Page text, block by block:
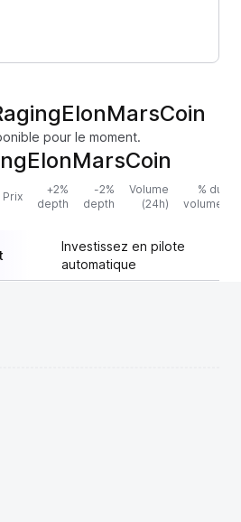
pour le moment.
Prix
+2%
depth
-2%
depth
Volume
(24h)
% du
volume
Investissez en pilote
automatique